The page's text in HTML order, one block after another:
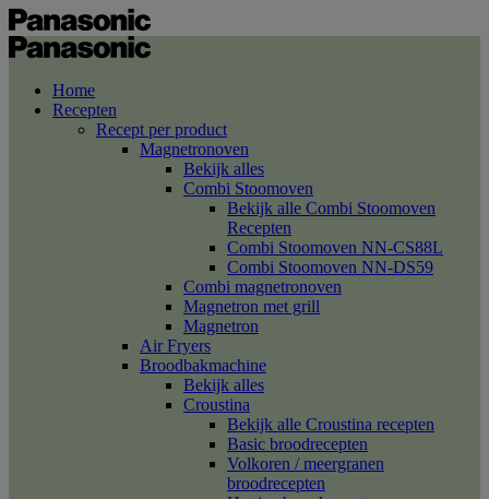
Home
Recepten
Recept per product
Magnetronoven
Bekijk alles
Combi Stoomoven
Bekijk alle Combi Stoomoven
Recepten
Combi Stoomoven NN-CS88L
Combi Stoomoven NN-DS59
Combi magnetronoven
Magnetron met grill
Magnetron
Air Fryers
Broodbakmachine
Bekijk alles
Croustina
Bekijk alle Croustina recepten
Basic broodrecepten
Volkoren / meergranen
broodrecepten